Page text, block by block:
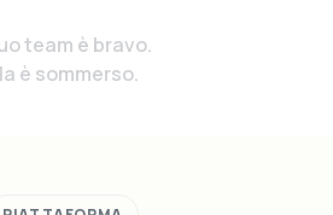
team è bravo.
è sommerso.